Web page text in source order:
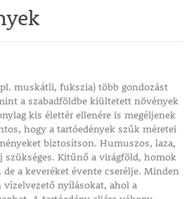
muskátli, fukszia) több gondozást
a szabadföldbe kiültetett növények
kis élettér ellenére is megéljenek
hogy a tartóedények szűk méretei
biztosítson. Humuszos, laza,
szükséges. Kitűnő a virágföld, homok
de a keveréket évente cserélje. Minden
vízelvezető nyílásokat, ahol a